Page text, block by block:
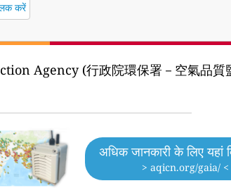
करें
Agency (行政院環保署－空氣品質
अधिक जानकारी के लिए यहां
> aqicn.org/gaia/ <